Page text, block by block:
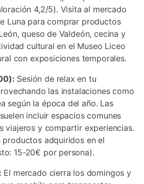
4,2/5). Visita al mercado
Luna para comprar productos
queso de Valdeón, cecina y
cultural en el Museo Liceo
con exposiciones temporales.
Sesión de relax en tu
las instalaciones como
según la época del año. Las
suelen incluir espacios comunes
viajeros y compartir experiencias.
productos adquiridos en el
15-20€ por persona).
El mercado cierra los domingos y